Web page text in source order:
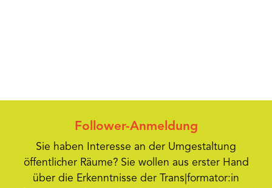
Follower-Anmeldung
Sie haben Interesse an der Umgestaltung
öffentlicher Räume? Sie wollen aus erster Hand
über die Erkenntnisse der Trans|formator:in